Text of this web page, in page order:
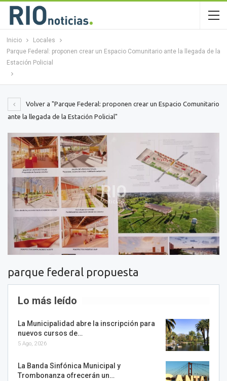
Inicio
Locales
Parque Federal: proponen crear un Espacio Comunitario ante la llegada de la
Estación Policial
Volver a "Parque Federal: proponen crear un Espacio Comunitario
ante la llegada de la Estación Policial"
parque federal propuesta
Lo más leído
La Municipalidad abre la inscripción para
nuevos cursos de…
5 Ago, 2026
La Banda Sinfónica Municipal y
Trombonanza ofrecerán un…